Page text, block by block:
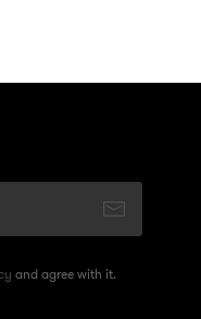
and agree with it.